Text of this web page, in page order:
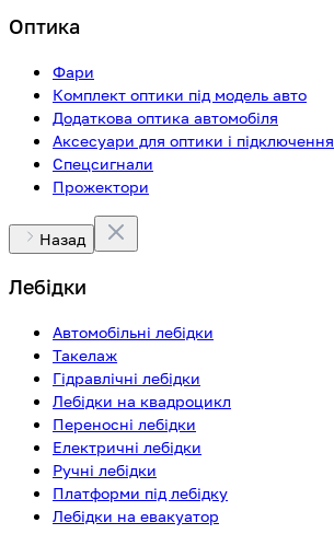
Оптика
Фари
Комплект оптики під модель авто
Додаткова оптика автомобіля
Аксесуари для оптики і підключення
Спецсигнали
Прожектори
Назад
Лебідки
Автомобільні лебідки
Такелаж
Гідравлічні лебідки
Лебідки на квадроцикл
Переносні лебідки
Електричні лебідки
Ручні лебідки
Платформи під лебідку
Лебідки на евакуатор